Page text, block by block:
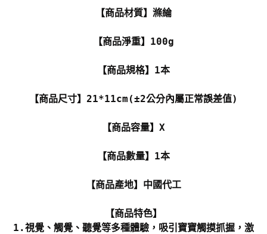
【商品材質】滌綸
【商品淨重】100g
【商品規格】1本
【商品尺寸】21*11cm(±2公分內屬正常誤差值)
【商品容量】X
【商品數量】1本
【商品產地】中國代工
【商品特色】
1.視覺、觸覺、聽覺等多種體驗，吸引寶寶觸摸抓握，激